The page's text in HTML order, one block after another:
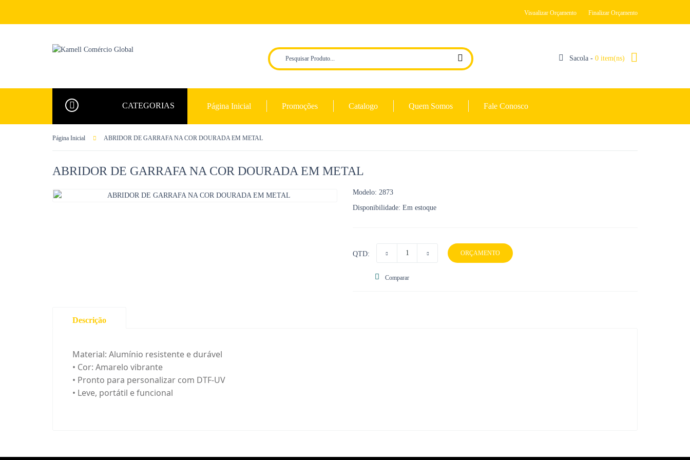
Visualizar Orçamento Finalizar Orçamento
Sacola - 0 item(ns)
CATEGORIAS Página Inicial Promoções Catalogo Quem Somos Fale Conosco
Página Inicial ABRIDOR DE GARRAFA NA COR DOURADA EM METAL
ABRIDOR DE GARRAFA NA COR DOURADA EM METAL
Modelo: 2873
Disponibilidade: Em estoque
QTD:
Comparar
Descrição
Material: Alumínio resistente e durável
• Cor: Amarelo vibrante
• Pronto para personalizar com DTF-UV
• Leve, portátil e funcional